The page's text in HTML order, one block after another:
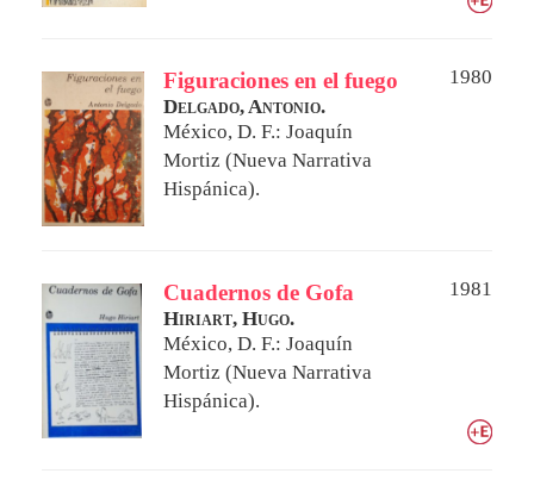
Figuraciones en el fuego
1980
Delgado, Antonio.
México, D. F.: Joaquín
Mortiz (Nueva Narrativa
Hispánica).
Cuadernos de Gofa
1981
Hiriart, Hugo.
México, D. F.: Joaquín
Mortiz (Nueva Narrativa
Hispánica).